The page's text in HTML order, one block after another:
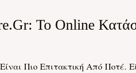
Το Online
Πιο Επιτακτική Από Ποτέ.